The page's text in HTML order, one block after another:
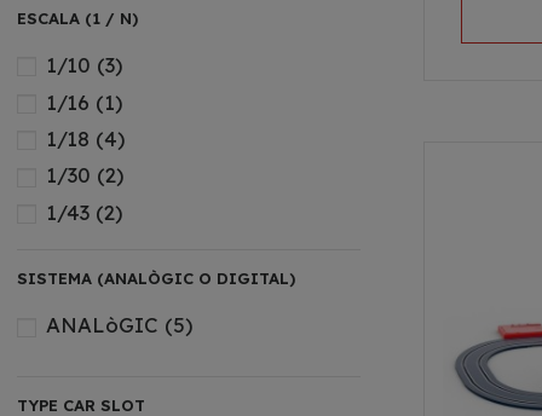
ESCALA (1 / N)
1/10 (3)
1/16 (1)
1/18 (4)
1/30 (2)
1/43 (2)
SISTEMA (ANALÒGIC O DIGITAL)
ANALòGIC (5)
TYPE CAR SLOT